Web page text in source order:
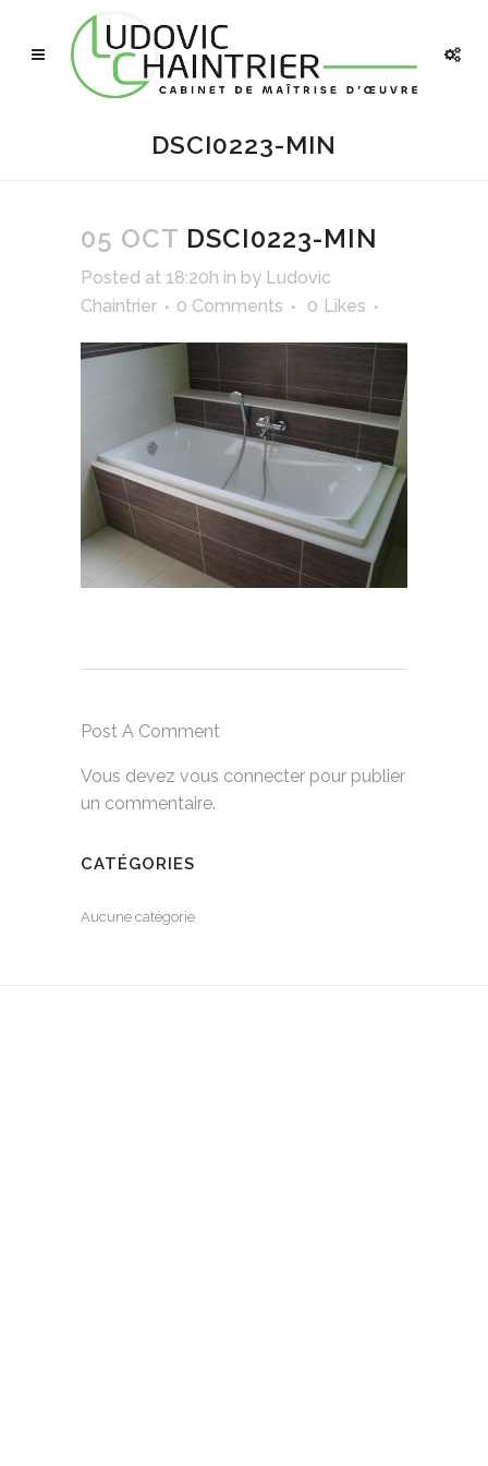
DSCI0223-MIN
05 OCT DSCI0223-MIN
Posted at 18:20h in by Ludovic
Chaintrier
0 Comments 0 Likes
Post A Comment
Vous devez vous connecter pour publier
un commentaire.
CATÉGORIES
Aucune catégorie